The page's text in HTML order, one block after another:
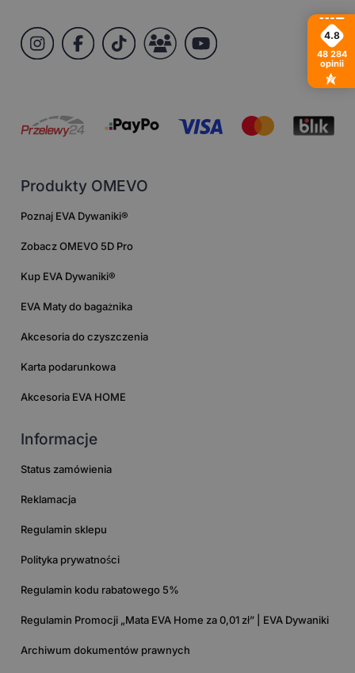
Produkty OMEVO
Poznaj EVA Dywaniki®
Zobacz OMEVO 5D Pro
Kup EVA Dywaniki®
EVA Maty do bagażnika
Akcesoria do czyszczenia
Karta podarunkowa
Akcesoria EVA HOME
Informacje
Status zamówienia
Reklamacja
Regulamin sklepu
Polityka prywatności
Regulamin kodu rabatowego 5%
Regulamin Promocji „Mata EVA Home za 0,01 zł” | EVA Dywaniki
Archiwum dokumentów prawnych
4.8
48 284
opinii